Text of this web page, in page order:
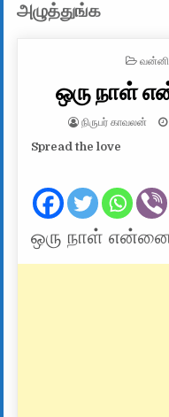
அழுத்துங்க
ஒரு நாள்
AUTHOR:
நிருபர் காவலன்
Spread the love
ஒரு நாள்